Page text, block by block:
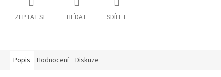
ZEPTAT SE HLÍDAT SDÍLET
Popis Hodnocení Diskuze